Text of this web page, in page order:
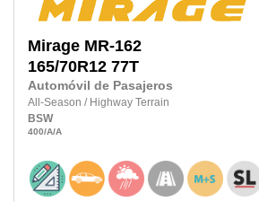
Mirage MR-162
165/70R12 77T
Automóvil de Pasajeros
All-Season / Highway Terrain
BSW
400/A/A